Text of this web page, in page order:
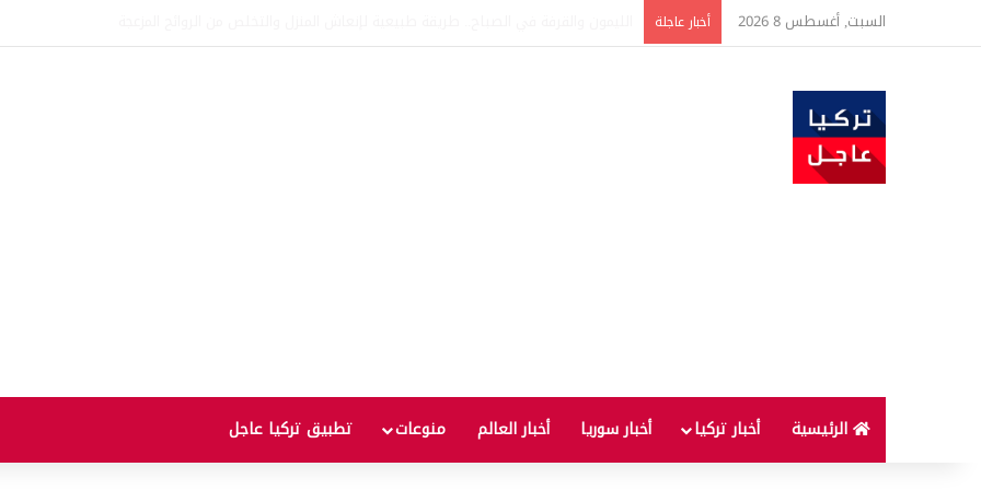
السبت, أغسطس 8 2026 أخبار عاجلة
الرئيسية أخبار تركيا أخبار سوريا أخبار العالم منوعات تطبيق تركيا عاجل